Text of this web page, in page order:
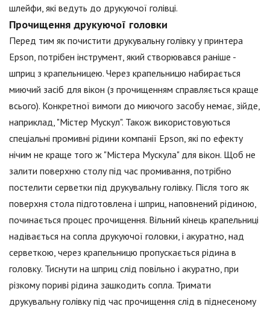
шлейфи, які ведуть до друкуючої голівці.
Прочищення друкуючої головки
Перед тим як почистити друкувальну голівку у принтера
Epson, потрібен інструмент, який створювався раніше -
шприц з крапельницею. Через крапельницю набирається
миючий засіб для вікон (з прочищенням справляється краще
всього). Конкретної вимоги до миючого засобу немає, зійде,
наприклад, "Містер Мускул". Також використовуються
спеціальні промивні рідини компанії Epson, які по ефекту
нічим не краще того ж "Містера Мускула" для вікон. Щоб не
залити поверхню столу під час промивання, потрібно
постелити серветки під друкувальну голівку. Після того як
поверхня стола підготовлена і шприц, наповнений рідиною,
починається процес прочищення. Вільний кінець крапельниці
надівається на сопла друкуючої головки, і акуратно, над
серветкою, через крапельницю пропускається рідина в
головку. Тиснути на шприц слід повільно і акуратно, при
різкому пориві рідина зашкодить сопла. Тримати
друкувальну голівку під час прочищення слід в піднесеному